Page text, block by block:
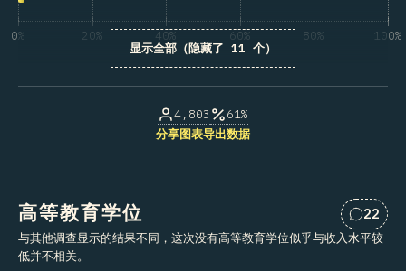
显示全部（隐藏了 11 个）
0% 20% 40% 60% 80% 100%
4,803
61%
分享图表导出数据
高等教育学位
对“高等
22
与其他调查显示的结果不同，这次没有高等教育学位似乎与收入水平较
低并不相关。